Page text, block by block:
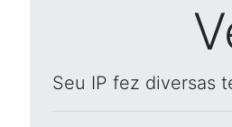
Seu IP fez diversas